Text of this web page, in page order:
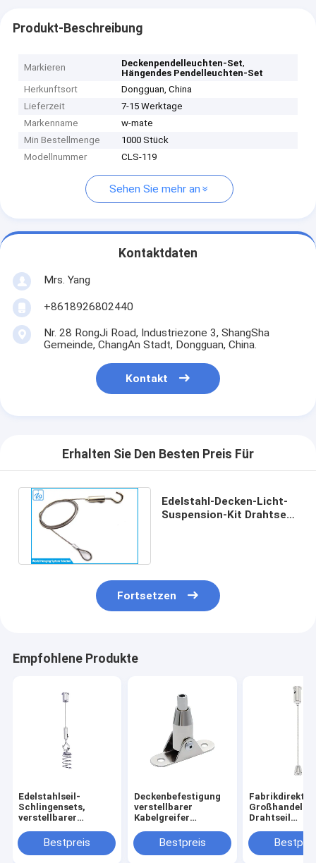
Produkt-Beschreibung
Markieren Deckenpendelleuchten-Set,
Hängendes Pendelleuchten-Set
Herkunftsort
Dongguan, China
Lieferzeit
7-15 Werktage
Markenname
w-mate
Min Bestellmenge
1000 Stück
Modellnummer
CLS-119
Sehen Sie mehr an
Kontaktdaten
Mrs. Yang
+8618926802440
Nr. 28 RongJi Road, Industriezone 3, ShangSha
Gemeinde, ChangAn Stadt, Dongguan, China.
Kontakt
Erhalten Sie Den Besten Preis Für
Edelstahl-Decken-Licht-
Suspension-Kit Drahtseil-
Fortsetzen
Empfohlene Produkte
Edelstahlseil-
Schlingensets,
verstellbarer
Deckenkupplung,
Kabelaufhängungsset,
Bestpreis
Deckenbefestigung
verstellbarer
Kabelgreifer
Verriegelungs-Haken
Beleuchtungs-
Bestpreis
Fabrikdirekt
Großhandel
Drahtseil
Hardware